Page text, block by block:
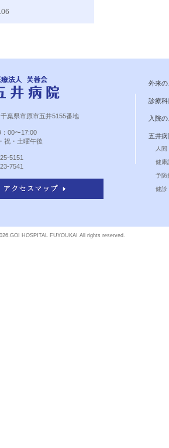
葉県市原市五井5155番地
00〜17:00
祝・土曜午後
5151
7541
外来
診療
入院
五井
人
健康
予防
健診
HOSPITAL FUYOUKAI All rights reserved.